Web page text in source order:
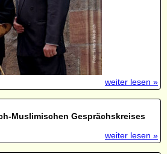
weiter lesen »
Muslimischen Gesprächskreises
weiter lesen »